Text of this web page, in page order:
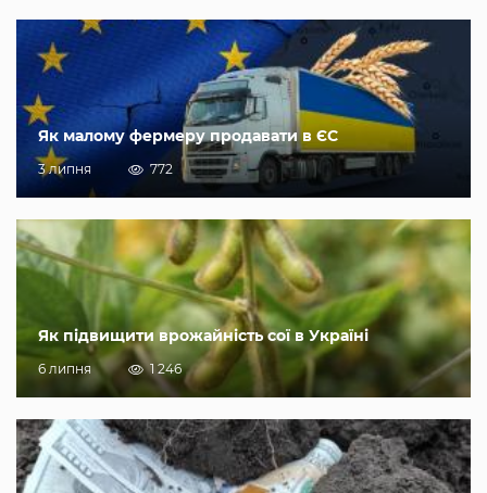
Як малому фермеру продавати в ЄС
3 липня 772
Як підвищити врожайність сої в Україні
6 липня 1 246